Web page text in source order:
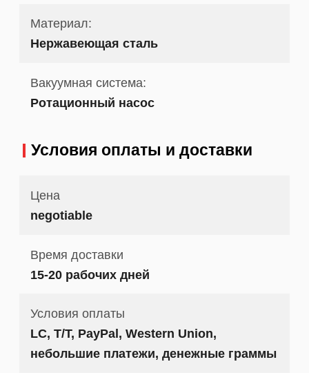
Материал:
Нержавеющая сталь
Вакуумная система:
Ротационный насос
Условия оплаты и доставки
Цена
negotiable
Время доставки
15-20 рабочих дней
Условия оплаты
LC, T/T, PayPal, Western Union,
небольшие платежи, денежные граммы